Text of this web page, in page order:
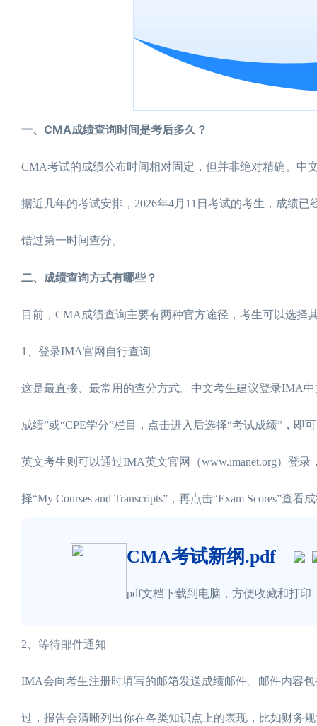
一、CMA成绩查询时间是考后多久？
CMA考试的成绩公布时间相对固定，但并非绝对精确。中
据近几年的考试安排，2026年4月11日考试的考生，成绩
错过第一时间查分。
二、成绩查询方式有哪些？
目前，CMA成绩查询主要有两种官方途径，考生可以选择
1、登录IMA官网自行查询
这是最直接、最常用的查分方式。中文考生建议登录IMA
成绩”或“CPE学分”栏目，点击进入后选择“考试成绩”，即
英文考生则可以通过IMA英文官网（www.imanet.org）登
择“My Courses and Transcripts”，再点击“Exam Scores”查看
CMA考试新纲.pdf
pdf文档下载到电脑，方便收藏和打印
2、等待邮件通知
IMA会向考生注册时填写的邮箱发送成绩邮件。邮件内容
过，报告会清晰列出你在各类知识点上的表现，比如财务